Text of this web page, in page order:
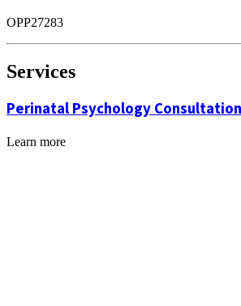
OPP27283
Services
Perinatal Psychology Consultation
Learn more